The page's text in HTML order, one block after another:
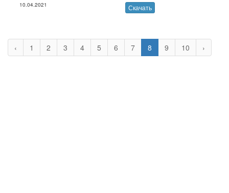
10.04.2021 Скачать
‹ 1 2 3 4 5 6 7 8 9 10 ›